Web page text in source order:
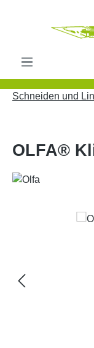
Schneiden und
OLFA®
Bildergalerie